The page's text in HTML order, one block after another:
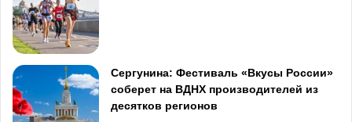
Сергунина: Фестиваль «Вкусы России»
соберет на ВДНХ производителей из
десятков регионов